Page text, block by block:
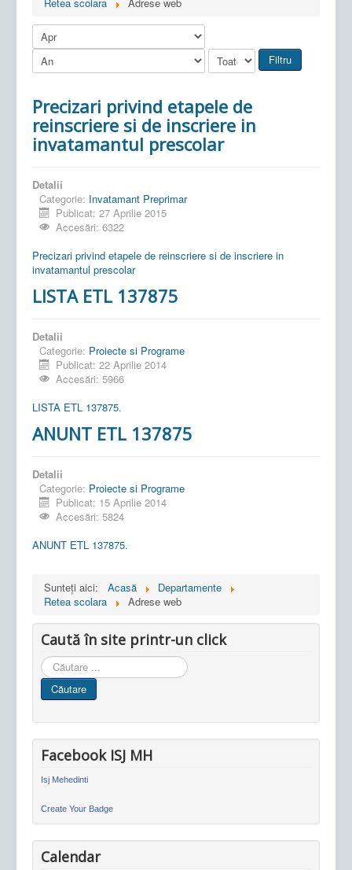
Filtru
Precizari privind etapele de
reinscriere si de inscriere in
invatamantul prescolar
Detalii
Categorie: Invatamant Preprimar
Publicat: 27 Aprilie 2015
Accesări: 6322
Precizari privind etapele de reinscriere si de inscriere in
invatamantul prescolar
LISTA ETL 137875
Detalii
Categorie: Proiecte si Programe
Publicat: 22 Aprilie 2014
Accesări: 5966
LISTA ETL 137875.
ANUNT ETL 137875
Detalii
Categorie: Proiecte si Programe
Publicat: 15 Aprilie 2014
Accesări: 5824
ANUNT ETL 137875.
Sunteți aici: Acasă
Departamente
Retea scolara
Adrese web
Caută în site printr-un click
Cauta
in
site
Căutare
Facebook ISJ MH
Isj Mehedinti
Create Your Badge
Calendar